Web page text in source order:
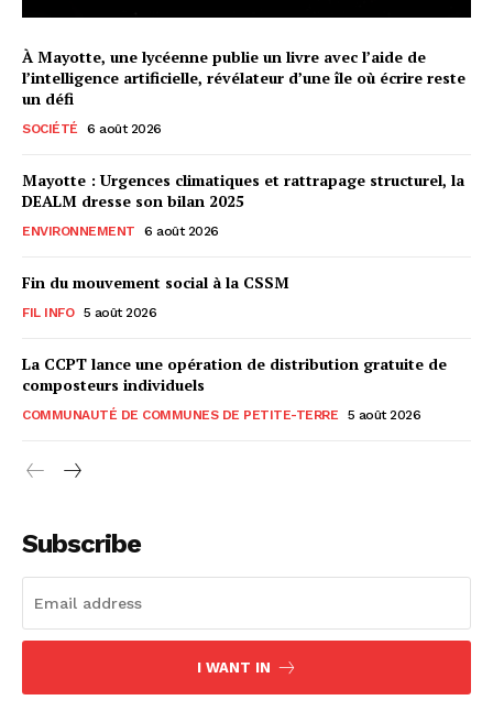
À Mayotte, une lycéenne publie un livre avec l’aide de
l’intelligence artificielle, révélateur d’une île où écrire reste
un défi
SOCIÉTÉ 6 août 2026
Mayotte : Urgences climatiques et rattrapage structurel, la
DEALM dresse son bilan 2025
ENVIRONNEMENT 6 août 2026
Fin du mouvement social à la CSSM
FIL INFO 5 août 2026
La CCPT lance une opération de distribution gratuite de
composteurs individuels
COMMUNAUTÉ DE COMMUNES DE PETITE-TERRE 5 août 2026
Subscribe
I WANT IN